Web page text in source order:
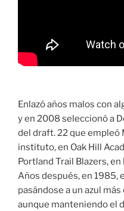
Enlazó años malos con
y en 2008 seleccionó a
del draft. 22 que empleó
instituto, en Oak Hill
Portland Trail Blazers,
Años después, en 1985,
pasándose a un azul
aunque manteniendo el